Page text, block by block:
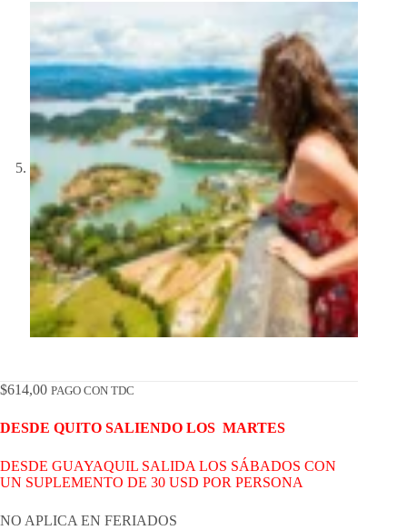
$614,00 PAGO CON TDC
DESDE QUITO SALIENDO LOS MARTES
DESDE GUAYAQUIL SALIDA LOS SÁBADOS CON
UN SUPLEMENTO DE 30 USD POR PERSONA
NO APLICA EN FERIADOS